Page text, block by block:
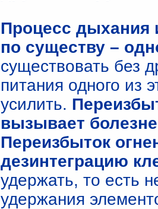
Процесс дыхания
по существу –
существовать без
питания одного из
усилить.
вызывает
Переизбыток
дезинтеграцию
удержать, то есть
удержания